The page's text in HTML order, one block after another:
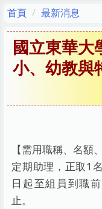
首頁 最新消息
國立東華大
小、幼教與
【需用職稱、名額
定期助理，正取1
日起至組員到職
止。